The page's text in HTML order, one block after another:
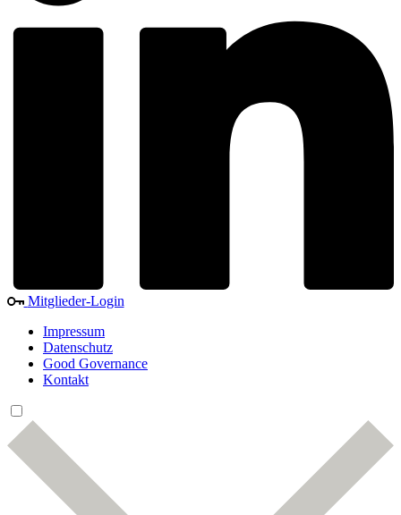
Mitglieder-Login
Impressum
Datenschutz
Good Governance
Kontakt